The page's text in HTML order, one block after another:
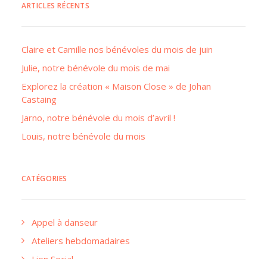
ARTICLES RÉCENTS
Claire et Camille nos bénévoles du mois de juin
Julie, notre bénévole du mois de mai
Explorez la création « Maison Close » de Johan
Castaing
Jarno, notre bénévole du mois d’avril !
Louis, notre bénévole du mois
CATÉGORIES
Appel à danseur
Ateliers hebdomadaires